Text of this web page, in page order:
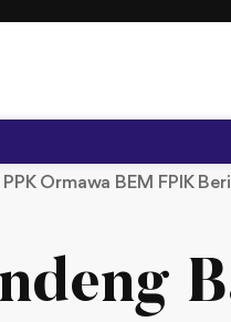
Ormawa BEM FPIK